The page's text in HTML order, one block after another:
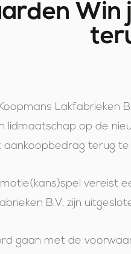
Win
lidmaatschap op de
terug te
vereist
B.V. zijn
gaan met de